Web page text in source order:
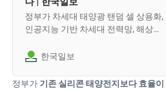
정부가 차세대 태양광 탠덤 셀 상용화,
인공지능 기반 차세대 전력망, 해상풍
로젝트를 2030년까지 추진한다.
한국일보
정부가 기존 실리콘 태양전지보다 효율